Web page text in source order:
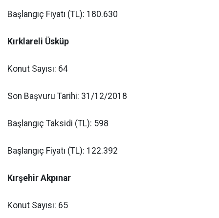
Başlangıç Fiyatı (TL): 180.630
Kırklareli Üsküp
Konut Sayısı: 64
Son Başvuru Tarihi: 31/12/2018
Başlangıç Taksidi (TL): 598
Başlangıç Fiyatı (TL): 122.392
Kırşehir Akpınar
Konut Sayısı: 65